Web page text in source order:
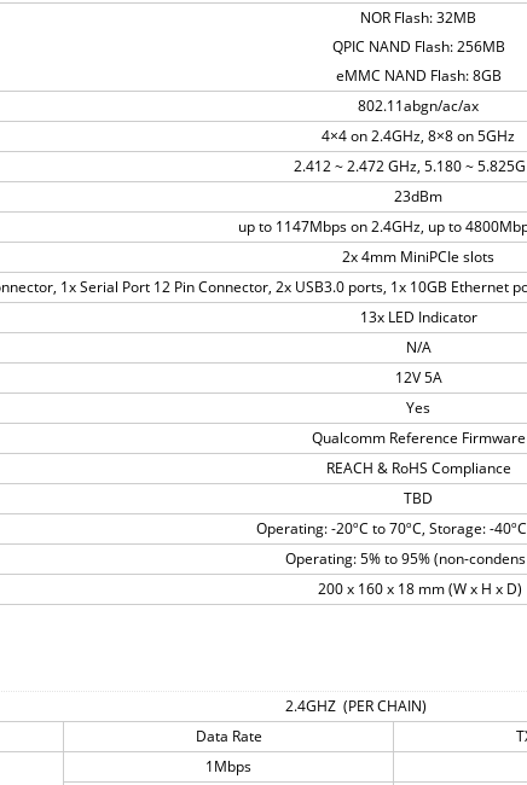
NOR Flash: 32MB
QPIC NAND Flash: 256MB
eMMC NAND Flash: 8GB
802.11abgn/ac/ax
4×4 on 2.4GHz, 8×8 on 5GHz
2.412 ~ 2.472 GHz, 5.180 ~
23dBm
up to 1147Mbps on 2.4GHz, up to
2x 4mm MiniPCIe slots
1x Serial Port 12 Pin Connector, 2x USB3.0 ports, 1x 10GB Ethernet
13x LED Indicator
N/A
12V 5A
Yes
Qualcomm Reference Firmware
REACH & RoHS Compliance
TBD
Operating: -20ºC to 70ºC, Storage: -40ºC
Operating: 5% to 95% (non-
200 x 160 x 18 mm (W x H x D)
2.4GHZ (PER CHAIN)
Data Rate
1Mbps